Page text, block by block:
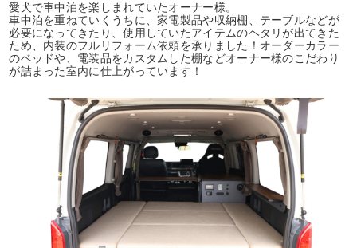
愛犬で車中泊を楽しまれていたオーナー様。
車中泊を重ねていくうちに、家電製品や収納棚、テーブルなどが
必要になってきたり、使用していたアイテムのヘタリが出てきた
ため、内装のフルリフォーム依頼を承りました！オーダーカラー
のベッドや、電装品をカスタムした棚などオーナー様のこだわり
が詰まった室内に仕上がっています！